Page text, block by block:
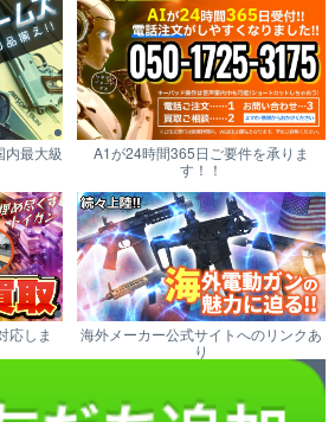
内最大級
A1が24時間365日ご要件を承りま
す！！
応しま
海外メーカー公式サイトへのリンクあ
り